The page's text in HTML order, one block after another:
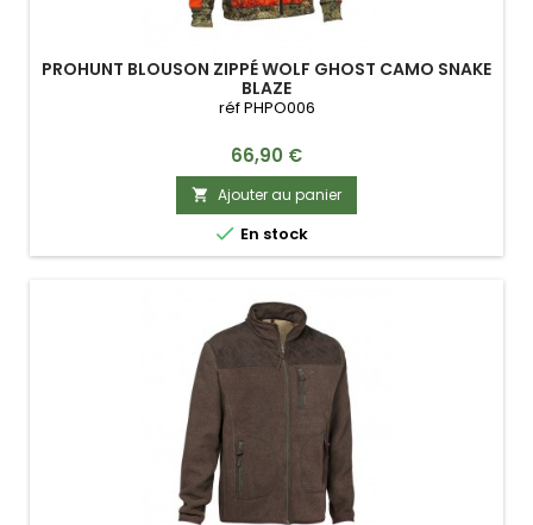
PROHUNT BLOUSON ZIPPÉ WOLF GHOST CAMO SNAKE
BLAZE
réf PHPO006
Prix
66,90 €
 Ajouter au panier
 En stock